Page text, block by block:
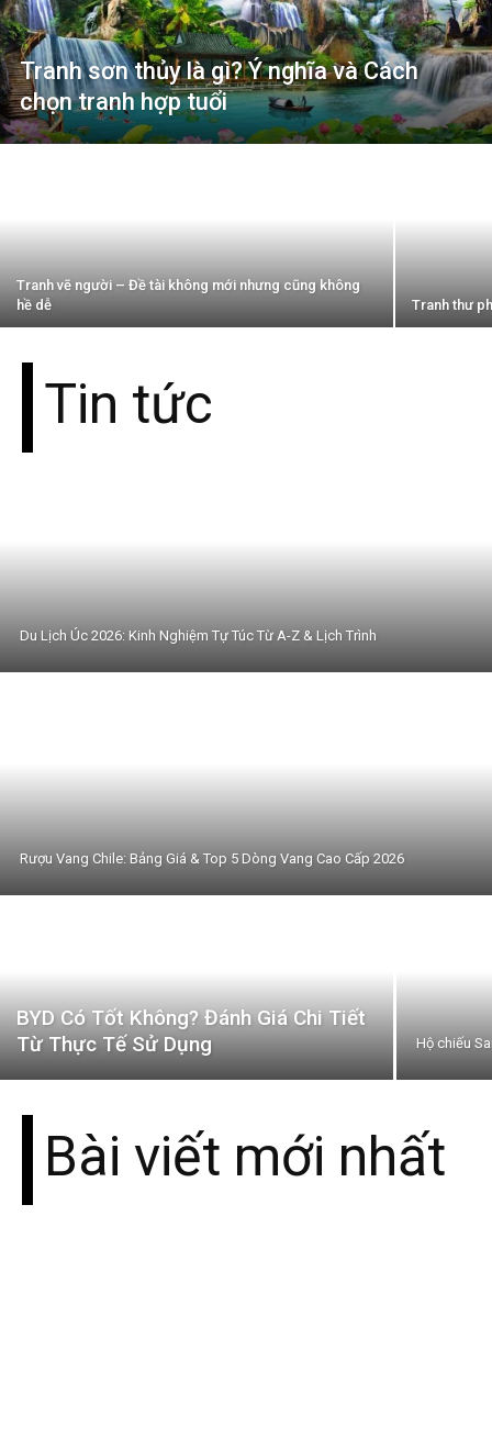
Tranh sơn thủy là gì? Ý nghĩa và Cách
chọn tranh hợp tuổi
Tranh vẽ người – Đề tài không mới nhưng cũng không
hề dễ
Tranh thư
Tin tức
Du Lịch Úc 2026: Kinh Nghiệm Tự Túc Từ A-Z & Lịch Trình
Rượu Vang Chile: Bảng Giá & Top 5 Dòng Vang Cao Cấp 2026
BYD Có Tốt Không? Đánh Giá Chi Tiết
Từ Thực Tế Sử Dụng
Hộ chiếu
Bài viết mới nhất